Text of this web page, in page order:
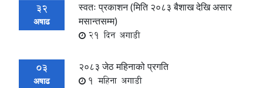
32
अषाढ
स्वतः प्रकाशन (मिति २०८३ बैशाख देखि असार
मसान्तसम्म)
21 दिन अगाडी
03
अषाढ
२०८३ जेठ महिनाको प्रगति
1 महिना अगाडी